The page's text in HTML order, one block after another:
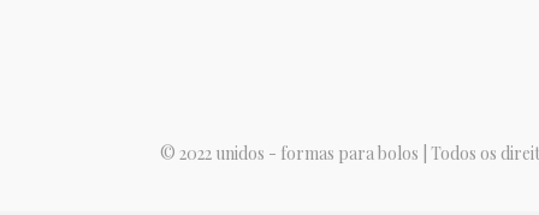
© 2022 unidos - formas para bolos | Todos os